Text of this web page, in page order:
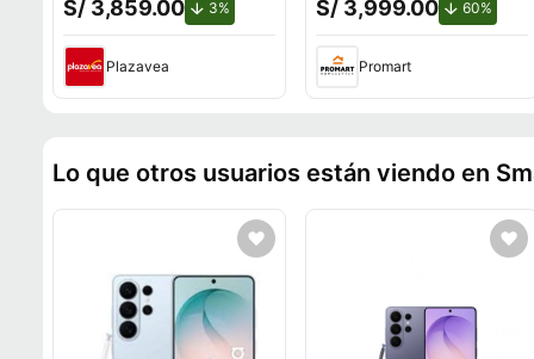
S/ 3,859.00 3% de descuento.
Plazavea
S/ 3,999.00 60%
Promart
Lo que otros usuarios están viendo en